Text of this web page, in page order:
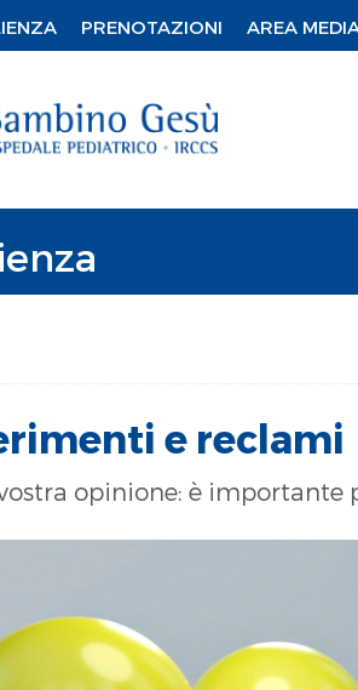
PRENOTAZIONI AREA MEDIA
e reclami
opinione: è